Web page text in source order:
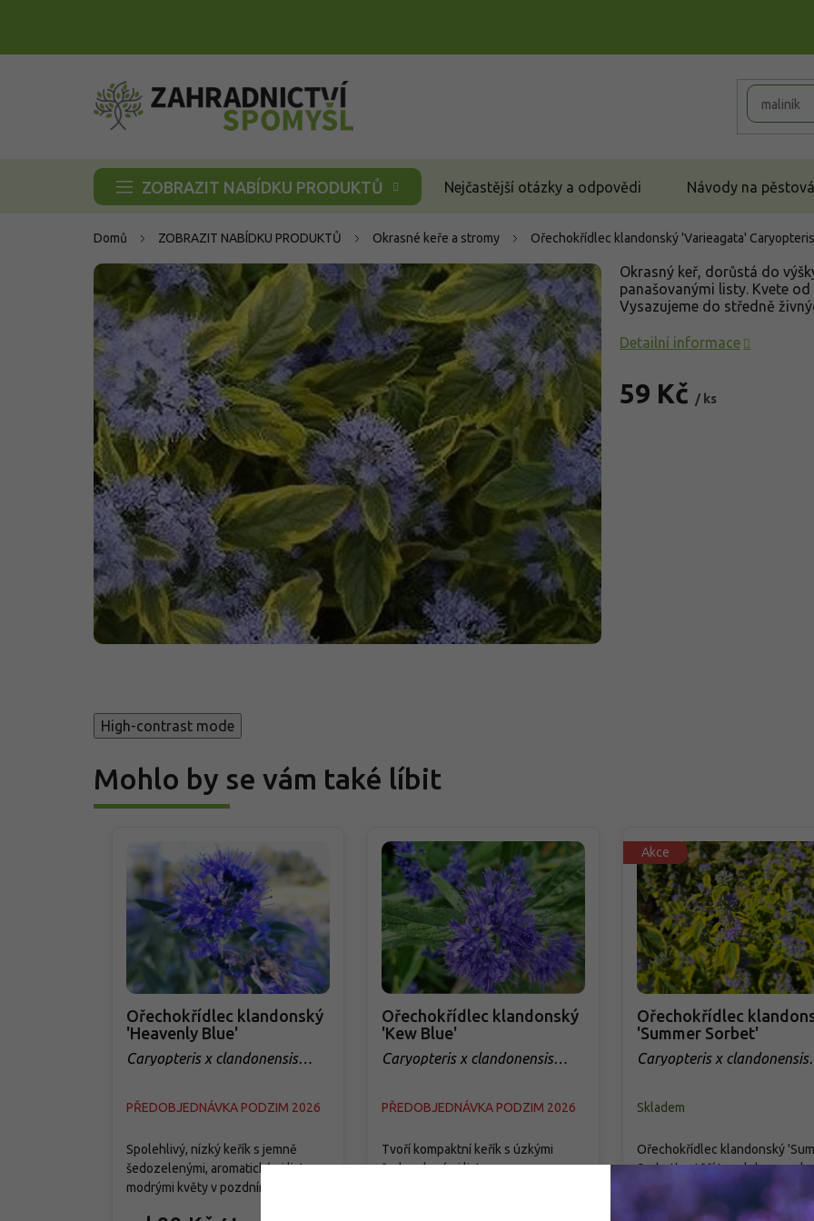
ZOBRAZIT NABÍDKU PRODUKTŮ Nejčastější otázky a odpovědi Návody na
Domů ZOBRAZIT NABÍDKU PRODUKTŮ Okrasné keře a stromy Ořechokřídlec klandonský 'Varieagata'
59 Kč / ks
Okrasný keř, dorůstá do
panašovanými listy. Kvete
Vysazujeme do středně
Detailní informace
High-contrast mode
Mohlo by se vám také líbit
Ořechokřídlec klandonský
'Heavenly Blue'
Caryopteris x clandonensis
PŘEDOBJEDNÁVKA PODZIM 2026
Spolehlivý, nízký keřík s jemně
šedozelenými, aromatickými listy a
modrými květy v pozdním létě, kdy
Ořechokřídlec klandonský
'Kew Blue'
Caryopteris x clandonensis
PŘEDOBJEDNÁVKA PODZIM 2026
Tvoří kompaktní keřík s úzkými
šedozelenými listy a
Akce
Ořechokřídlec
'Summer Sorbet'
Caryopteris x clandonensis
Skladem
Ořechokřídlec klandonský
Sorbet' potěší tam, kde se na
léta hledá barva i život.
panašované listy vytvářejí s